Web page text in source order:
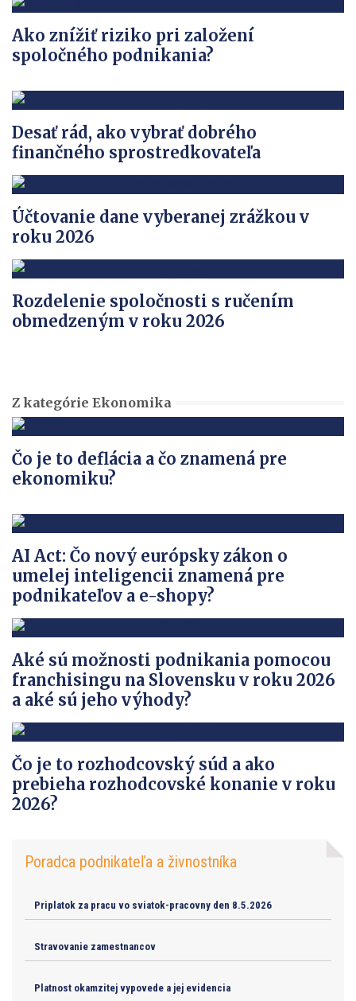
Ako znížiť riziko pri založení
spoločného podnikania?
Desať rád, ako vybrať dobrého
finančného sprostredkovateľa
Účtovanie dane vyberanej zrážkou v
roku 2026
Rozdelenie spoločnosti s ručením
obmedzeným v roku 2026
Z kategórie Ekonomika
Čo je to deflácia a čo znamená pre
ekonomiku?
AI Act: Čo nový európsky zákon o
umelej inteligencii znamená pre
podnikateľov a e-shopy?
Aké sú možnosti podnikania pomocou
franchisingu na Slovensku v roku 2026
a aké sú jeho výhody?
Čo je to rozhodcovský súd a ako
prebieha rozhodcovské konanie v roku
2026?
Poradca podnikateľa a živnostníka
Priplatok za pracu vo sviatok-pracovny den 8.5.2026
Stravovanie zamestnancov
Platnost okamzitej vypovede a jej evidencia